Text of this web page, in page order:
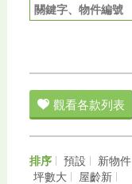
觀看各款列表
排序 預設 新物件
坪數大
屋齡新